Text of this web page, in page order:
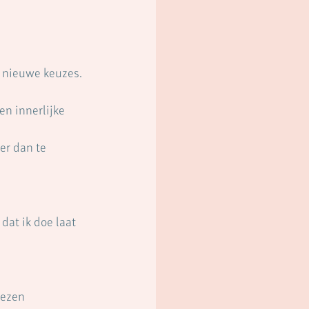
nieuwe keuzes.
en innerlijke
dan te
ik doe laat